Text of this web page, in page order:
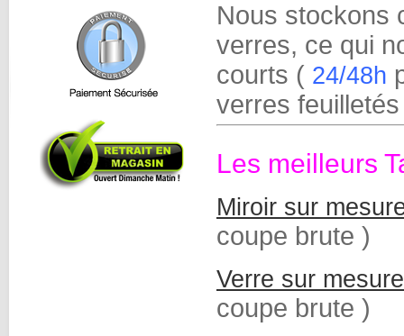
Nous stockons
verres, ce qui
courts ( 24/48h
verres
Les meilleurs
Miroir sur
coupe brute )
Verre sur mesure
coupe brute )